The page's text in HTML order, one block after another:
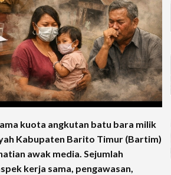
kuota angkutan batu bara milik
Kabupaten Barito Timur (Bartim)
awak media. Sejumlah
kerja sama, pengawasan,